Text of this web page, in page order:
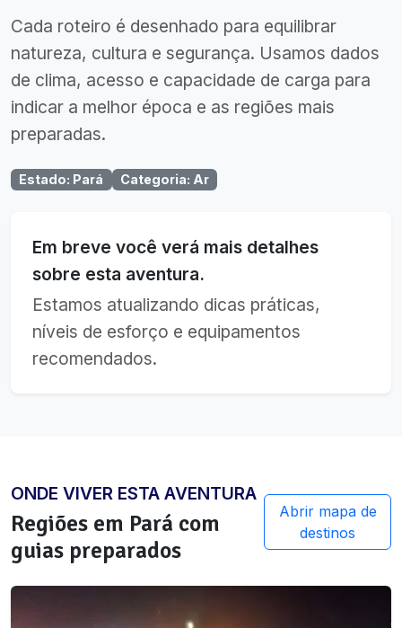
Cada roteiro é desenhado para equilibrar
natureza, cultura e segurança. Usamos dados
de clima, acesso e capacidade de carga para
indicar a melhor época e as regiões mais
preparadas.
Estado: Pará Categoria: Ar
Em breve você verá mais detalhes
sobre esta aventura.
Estamos atualizando dicas práticas,
níveis de esforço e equipamentos
recomendados.
ONDE VIVER ESTA AVENTURA
Regiões em Pará com
guias preparados
Abrir mapa de
destinos